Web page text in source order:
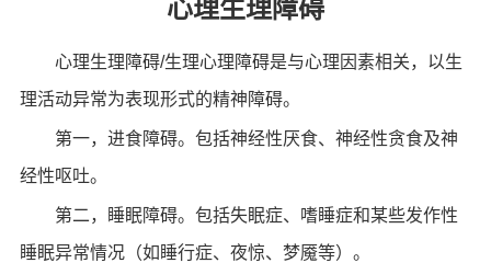
心理生理障碍
心理生理障碍/生理心理障碍是与心理因素相关，以生
理活动异常为表现形式的精神障碍。
第一，进食障碍。包括神经性厌食、神经性贪食及神
经性呕吐。
第二，睡眠障碍。包括失眠症、嗜睡症和某些发作性
睡眠异常情况（如睡行症、夜惊、梦魇等）。